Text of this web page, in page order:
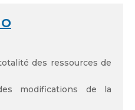
des ressources de
modifications de la